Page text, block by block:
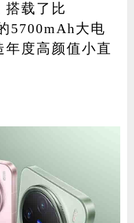
搭载了比
5700mAh大电
度高颜值小直